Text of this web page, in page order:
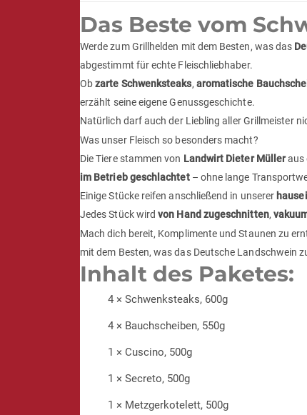
Das Beste vom
Werde zum Grillhelden mit dem Besten, was das
abgestimmt für echte Fleischliebhaber.
Obzarte Schwenksteaks, aromatische
erzählt seine eigene Genussgeschichte.
Natürlich darf auch der Liebling aller Grillmeister
Was unser Fleisch so besonders macht?
Die Tiere stammen von Landwirt Dieter Mülleraus
im Betrieb geschlachtet– ohne lange
Einige Stücke reifen anschließend in unserer
Jedes Stück wirdvon Hand zugeschnitten,
Mach dich bereit, Komplimente und Staunen zu
mit dem Besten, was das Deutsche Landschwein
Inhalt des Paketes:
4 × Schwenksteaks, 600g
4 × Bauchscheiben, 550g
1 × Cuscino, 500g
1 × Secreto, 500g
1 × Metzgerkotelett, 500g